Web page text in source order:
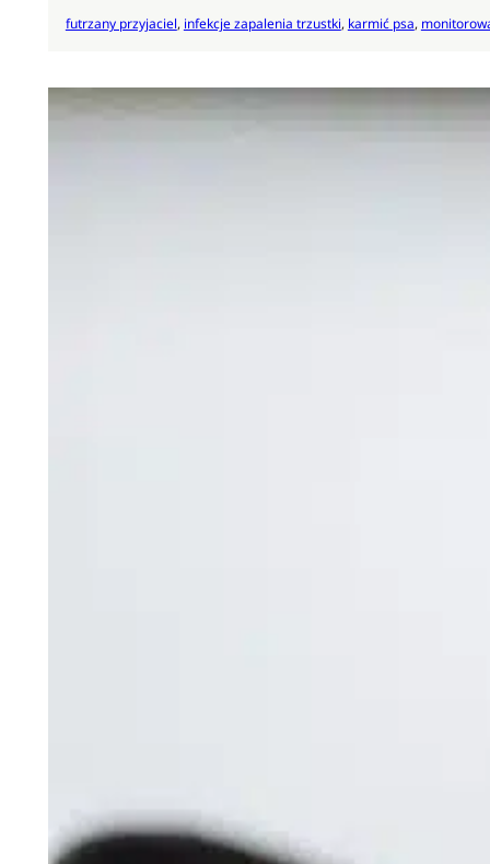
futrzany przyjaciel, infekcje zapalenia trzustki, karmić psa,